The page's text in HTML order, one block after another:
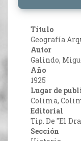
Título
Geografía
Autor
Galindo,
Año
1925
Lugar de
Colima,
Editorial
Tip. De "El
Sección